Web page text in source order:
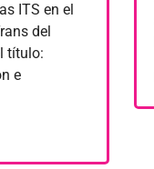
ITS en el
del
título:
e